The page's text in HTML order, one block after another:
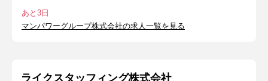
あと3日
マンパワーグループ株式会社の求人一覧を見る
ライクスタッフィング株式会社